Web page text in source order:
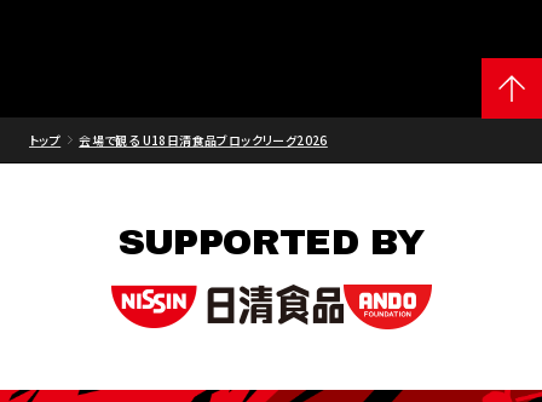
トップ 会場で観る U18日清食品ブロックリーグ2026
SUPPORTED BY